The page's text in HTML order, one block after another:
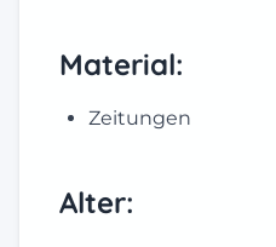
Material:
Zeitungen
Alter: